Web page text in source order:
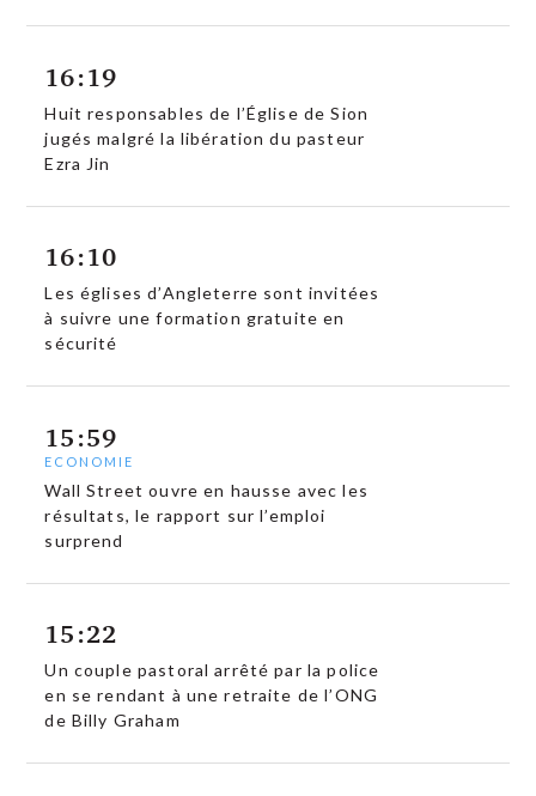
16:19
Huit responsables de l’Église de Sion
jugés malgré la libération du pasteur
Ezra Jin
16:10
Les églises d’Angleterre sont invitées
à suivre une formation gratuite en
sécurité
15:59
ECONOMIE
Wall Street ouvre en hausse avec les
résultats, le rapport sur l’emploi
surprend
15:22
Un couple pastoral arrêté par la police
en se rendant à une retraite de l’ONG
de Billy Graham